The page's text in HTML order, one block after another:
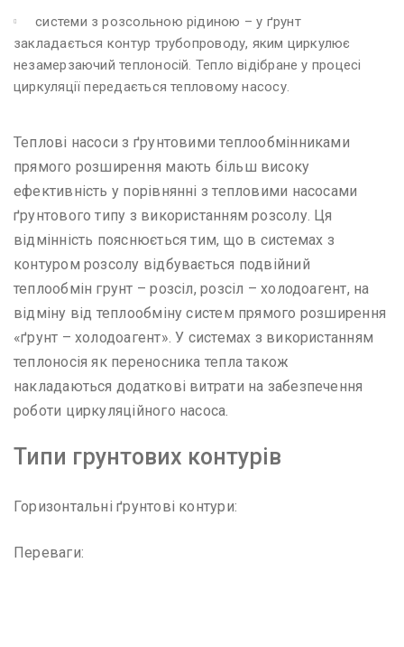
системи з розсольною рідиною – у ґрунт
закладається контур трубопроводу, яким циркулює
незамерзаючий теплоносій. Тепло відібране у процесі
циркуляції передається тепловому насосу.
Теплові насоси з ґрунтовими теплообмінниками
прямого розширення мають більш високу
ефективність у порівнянні з тепловими насосами
ґрунтового типу з використанням розсолу. Ця
відмінність пояснюється тим, що в системах з
контуром розсолу відбувається подвійний
теплообмін грунт – розсіл, розсіл – холодоагент, на
відміну від теплообміну систем прямого розширення
«ґрунт – холодоагент». У системах з використанням
теплоносія як переносника тепла також
накладаються додаткові витрати на забезпечення
роботи циркуляційного насоса.
Типи грунтових контурів
Горизонтальні ґрунтові контури:
Переваги: